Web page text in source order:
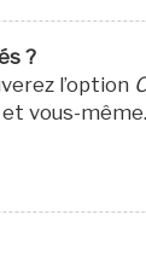
?
l’option
vous-